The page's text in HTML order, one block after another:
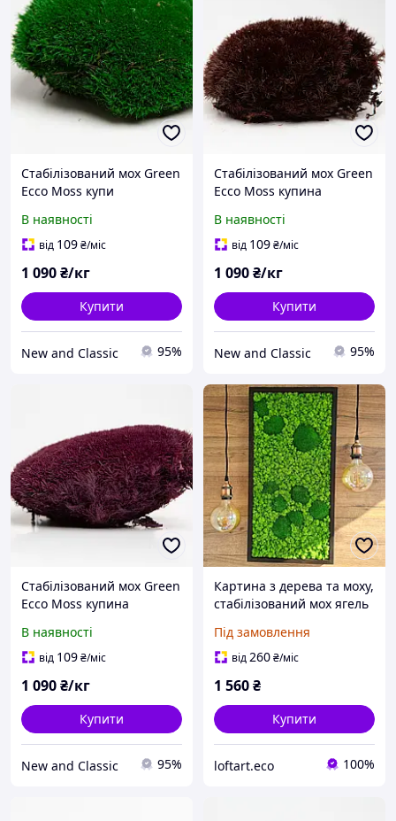
Стабілізований мох Green
Ecco Moss купи
NATURAL GREEN - 1 кг
В наявності
від 109₴/міс
1 090₴/кг
Купити
New and Classic 95%
Стабілізований мох Green
Ecco Moss купина
В наявності
від 109₴/міс
1 090₴/кг
Купити
New and Classic 95%
Стабілізований мох Green
Ecco Moss купина
В наявності
від 109₴/міс
1 090₴/кг
Купити
New and Classic 95%
Картина з дерева та моху,
стабілізований мох ягель
дерев'яна настінна
Під замовлення
від260₴/міс
1 560₴
Купити
loftart.eco 100%